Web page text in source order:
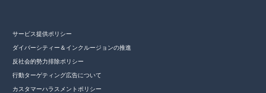
サービス提供ポリシー
ダイバーシティー＆インクルージョンの推進
反社会的勢力排除ポリシー
行動ターゲティング広告について
カスタマーハラスメントポリシー